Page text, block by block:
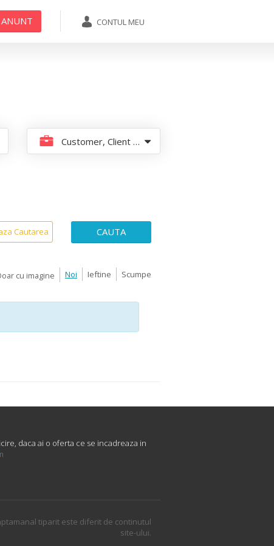
CONTUL MEU
Customer, Client Service
Cautarea CAUTA
Doar cu imagine Noi Ieftine Scumpe
daca ai o oferta ce se incadreaza in
tiparit este diferit de continutul
site-ului.